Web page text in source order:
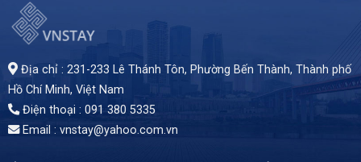
Địa chỉ : 231-233 Lê Thánh Tôn, Phường Bến Thành, Thành phố
Hồ Chí Minh, Việt Nam
Điện thoại : 091 380 5335
Email : vnstay@yahoo.com.vn